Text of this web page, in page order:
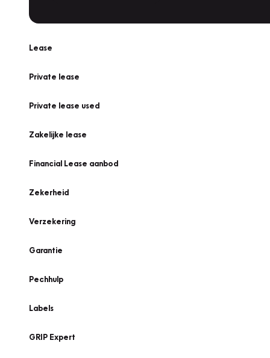
Lease
Private lease
Private lease used
Zakelijke lease
Financial Lease aanbod
Zekerheid
Verzekering
Garantie
Pechhulp
Labels
GRIP Expert